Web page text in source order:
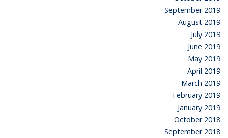
September 2019
August 2019
July 2019
June 2019
May 2019
April 2019
March 2019
February 2019
January 2019
October 2018
September 2018